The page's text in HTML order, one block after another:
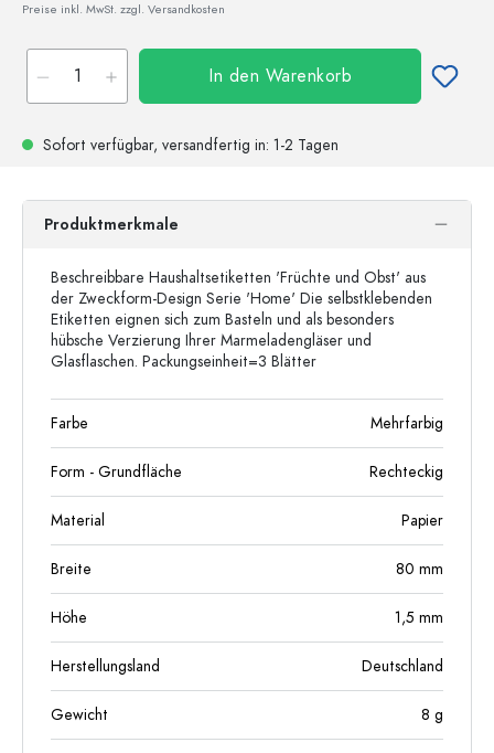
Preise inkl. MwSt. zzgl. Versandkosten
In den Warenkorb
Sofort verfügbar, versandfertig in: 1-2 Tagen
Produktmerkmale
Beschreibbare Haushaltsetiketten 'Früchte und Obst' aus
der Zweckform-Design Serie 'Home' Die selbstklebenden
Etiketten eignen sich zum Basteln und als besonders
hübsche Verzierung Ihrer Marmeladengläser und
Glasflaschen. Packungseinheit=3 Blätter
Farbe Mehrfarbig
Form - Grundfläche Rechteckig
Material Papier
Breite 80 mm
Höhe 1,5 mm
Herstellungsland Deutschland
Gewicht 8 g